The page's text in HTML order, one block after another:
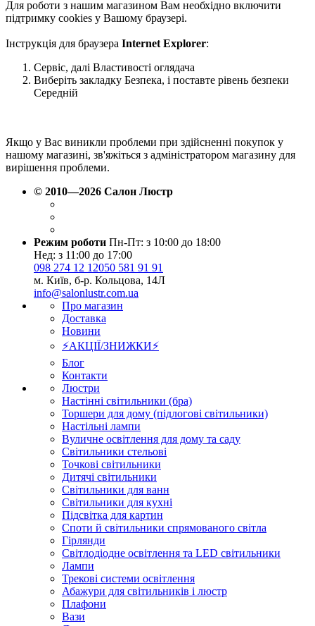
Для роботи з нашим магазином Вам необхідно включити
підтримку cookies у Вашому браузері.
Інструкція для браузера Internet Explorer:
Сервіс, далі Властивості оглядача
Виберіть закладку Безпека, і поставте рівень безпеки
Середній
Якщо у Вас виникли проблеми при здійсненні покупок у
нашому магазині, зв'яжіться з адміністратором магазину для
вирішення проблеми.
© 2010—2026 Салон Люстр
Режим роботи Пн-Пт: з 10:00 до 18:00
Нед: з 11:00 до 17:00
098 274 12 12050 581 91 91
м. Київ, б-р. Кольцова, 14Л
info@salonlustr.com.ua
Про магазин
Доставка
Новини
⚡АКЦІЇ/ЗНИЖКИ⚡
Блог
Контакти
Люстри
Настінні світильники (бра)
Торшери для дому (підлогові світильники)
Настільні лампи
Вуличне освітлення для дому та саду
Світильники стельові
Точкові світильники
Дитячі світильники
Світильники для ванн
Світильники для кухні
Підсвітка для картин
Споти й світильники спрямованого світла
Гірлянди
Світлодіодне освітлення та LED світильники
Лампи
Трекові системи освітлення
Абажури для світильників і люстр
Плафони
Вази